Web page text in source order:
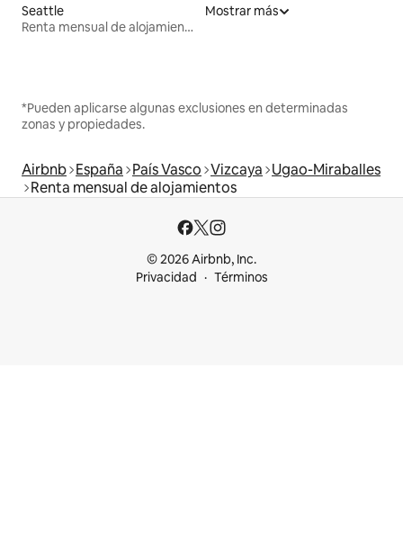
Seattle
Renta mensual de alojamientos
Mostrar más
*Pueden aplicarse algunas exclusiones en determinadas
zonas y propiedades.
Airbnb España País Vasco Vizcaya Ugao-Miraballes
Renta mensual de alojamientos
© 2026 Airbnb, Inc.
Privacidad
Términos